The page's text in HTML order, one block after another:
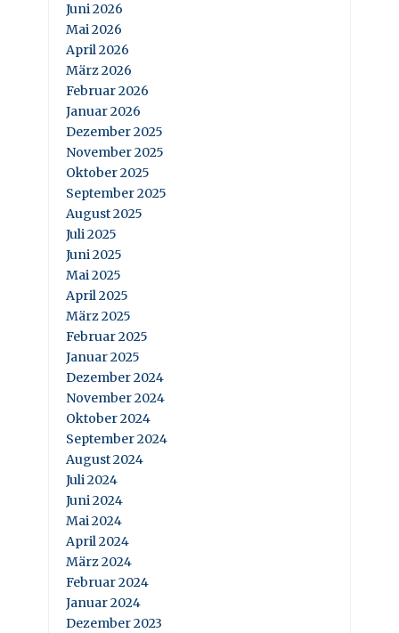
Juni 2026
Mai 2026
April 2026
März 2026
Februar 2026
Januar 2026
Dezember 2025
November 2025
Oktober 2025
September 2025
August 2025
Juli 2025
Juni 2025
Mai 2025
April 2025
März 2025
Februar 2025
Januar 2025
Dezember 2024
November 2024
Oktober 2024
September 2024
August 2024
Juli 2024
Juni 2024
Mai 2024
April 2024
März 2024
Februar 2024
Januar 2024
Dezember 2023